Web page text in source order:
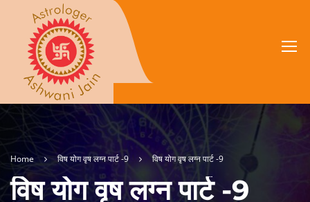
Home विष योग वृष लग्न पार्ट -9 विष योग वृष लग्न पार्ट -9
विष योग वृष लग्न पार्ट -9